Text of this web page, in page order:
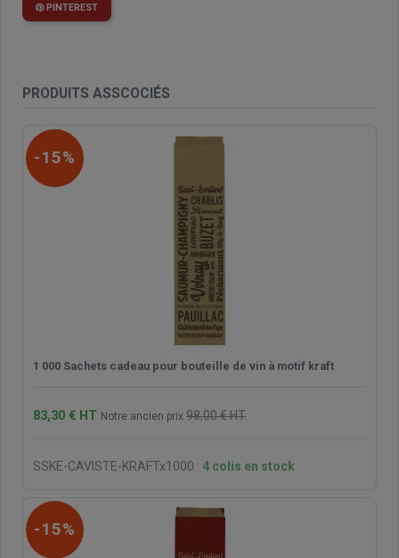
PINTEREST
PRODUITS ASSCOCIÉS
-15%
1 000 Sachets cadeau pour bouteille de vin à motif kraft
83,30 € HT Notre ancien prix98,00 € HT
SSKE-CAVISTE-KRAFTx1000 : 4 colis en stock
-15%